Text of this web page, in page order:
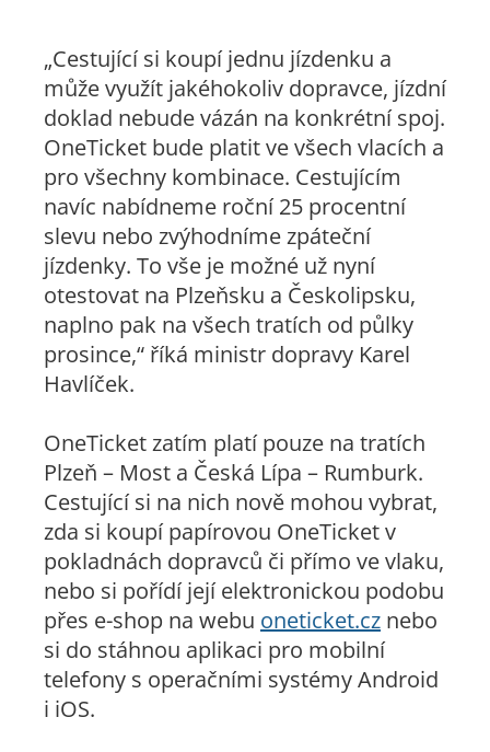
„Cestující si koupí jednu jízdenku a
může využít jakéhokoliv dopravce, jízdní
doklad nebude vázán na konkrétní spoj.
OneTicket bude platit ve všech vlacích a
pro všechny kombinace. Cestujícím
navíc nabídneme roční 25 procentní
slevu nebo zvýhodníme zpáteční
jízdenky. To vše je možné už nyní
otestovat na Plzeňsku a Českolipsku,
naplno pak na všech tratích od půlky
prosince,“ říká ministr dopravy Karel
Havlíček.
OneTicket zatím platí pouze na tratích
Plzeň – Most a Česká Lípa – Rumburk.
Cestující si na nich nově mohou vybrat,
zda si koupí papírovou OneTicket v
pokladnách dopravců či přímo ve vlaku,
nebo si pořídí její elektronickou podobu
přes e-shop na webu oneticket.cz nebo
si do stáhnou aplikaci pro mobilní
telefony s operačními systémy Android
i iOS.